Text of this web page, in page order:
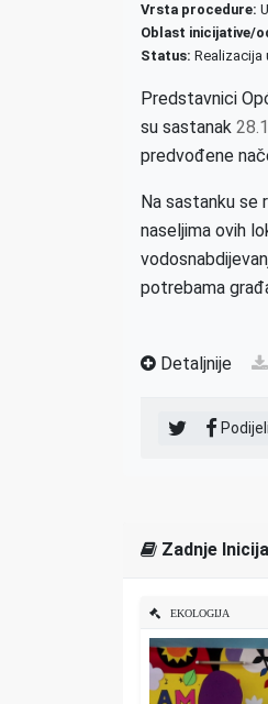
Vrsta procedure:
Oblast inicijative/
Status: Realizacija
Predstavnici
su sastanak
predvođene
Na sastanku se
naseljima ovih
potrebama
Detaljnije
Podijeli
Zadnje
EKOLOGIJA